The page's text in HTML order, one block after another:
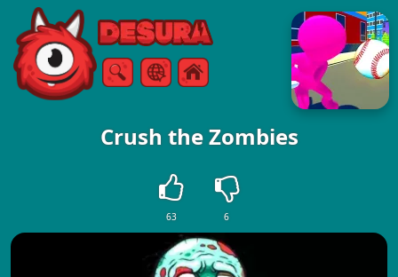
Free Online Games
Vyhledávání
Menu
Crush the Zombies
63 6